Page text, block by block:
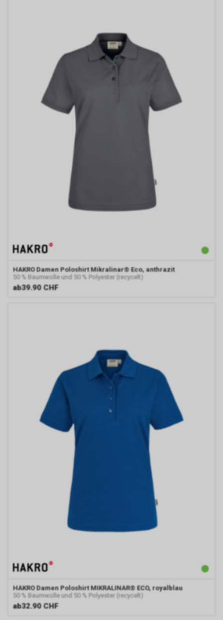
HAKRO Damen Poloshirt Mikralinar® Eco, anthrazit
50 % Baumwolle und 50 % Polyester (recycelt)
ab39.90 CHF
HAKRO Damen Poloshirt MIKRALINAR® ECO, royalblau
50 % Baumwolle und 50 % Polyester (recycelt)
ab32.90 CHF